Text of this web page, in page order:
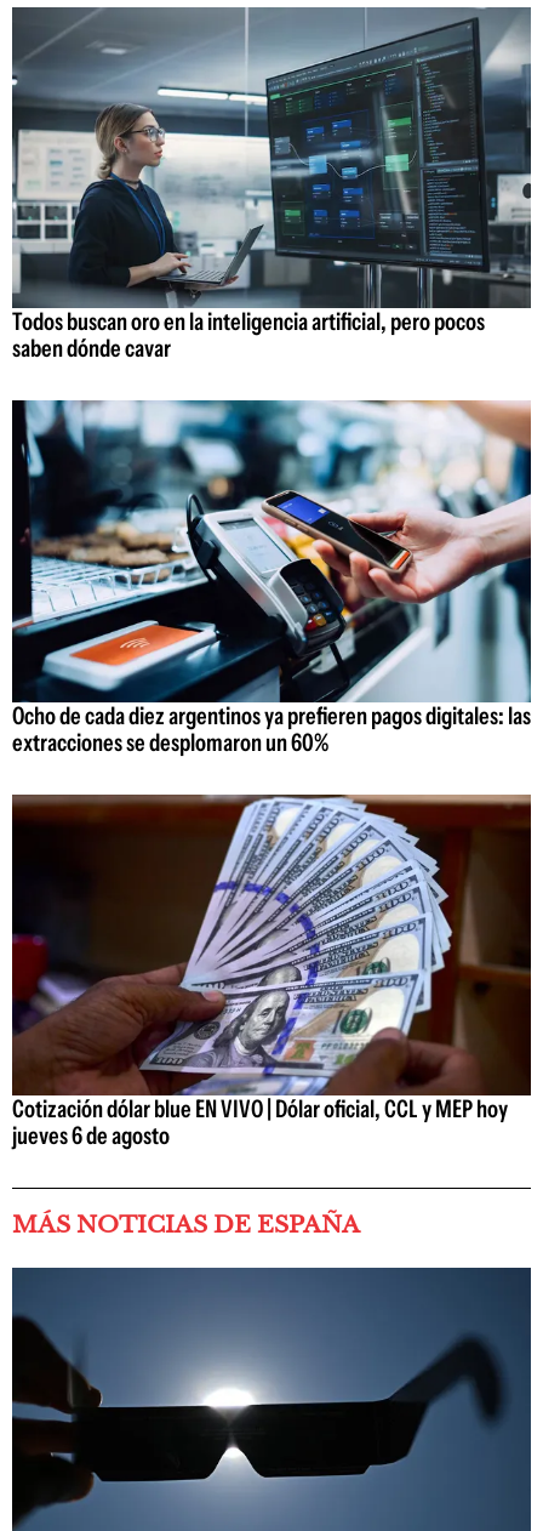
Todos buscan oro en la inteligencia artificial, pero pocos
saben dónde cavar
Ocho de cada diez argentinos ya prefieren pagos digitales: las
extracciones se desplomaron un 60%
Cotización dólar blue EN VIVO | Dólar oficial, CCL y MEP hoy
jueves 6 de agosto
MÁS NOTICIAS DE ESPAÑA